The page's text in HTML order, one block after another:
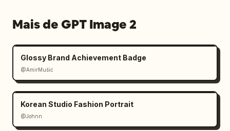
Mais de GPT Image 2
Glossy Brand Achievement Badge
@AmirMušić
Korean Studio Fashion Portrait
@Johnn